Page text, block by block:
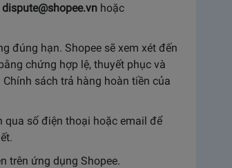
dispute@shopee.vn hoặc
đúng hạn. Shopee sẽ xem xét đến
chứng hợp lệ, thuyết phục và
sách trả hàng hoàn tiền của
qua số điện thoại hoặc email để
trên ứng dụng Shopee.